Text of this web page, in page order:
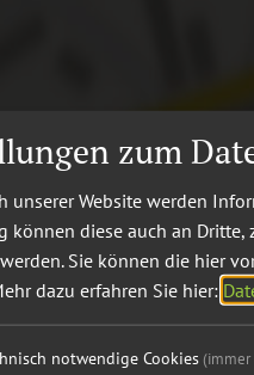
Malerische
mit Kiefern und
Fauna beobachten.
zum
unserer Website werden
können diese auch an Dritte,
Sie können die hier
dazu erfahren Sie hier:
notwendige Cookies